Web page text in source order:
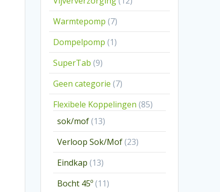
producten
Warmtepomp 77
producten
Dompelpomp 11
product
SuperTab 99
producten
Geen categorie 77
producten
Flexibele Koppelingen 8585
sok/mof 1313
producten
Verloop Sok/Mof 2323
producten
Eindkap 1313
producten
Bocht 45º 1111